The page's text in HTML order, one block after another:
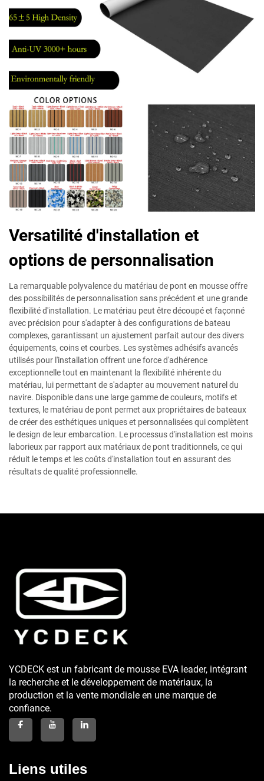
Versatilité d'installation et
options de personnalisation
La remarquable polyvalence du matériau de pont en mousse offre
des possibilités de personnalisation sans précédent et une grande
flexibilité d'installation. Le matériau peut être découpé et façonné
avec précision pour s'adapter à des configurations de bateau
complexes, garantissant un ajustement parfait autour des divers
équipements, coins et courbes. Les systèmes adhésifs avancés
utilisés pour l'installation offrent une force d'adhérence
exceptionnelle tout en maintenant la flexibilité inhérente du
matériau, lui permettant de s'adapter au mouvement naturel du
navire. Disponible dans une large gamme de couleurs, motifs et
textures, le matériau de pont permet aux propriétaires de bateaux
de créer des esthétiques uniques et personnalisées qui complètent
le design de leur embarcation. Le processus d'installation est moins
laborieux par rapport aux matériaux de pont traditionnels, ce qui
réduit le temps et les coûts d'installation tout en assurant des
résultats de qualité professionnelle.
YCDECK est un fabricant de mousse EVA leader, intégrant
la recherche et le développement de matériaux, la
production et la vente mondiale en une marque de
confiance.
Liens utiles